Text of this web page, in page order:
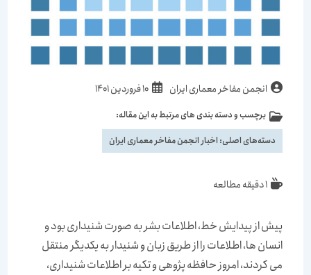
نویسندهٔ
انجمن مفاخر معماری ایران نوشته
شده
است:
10 فروردین 1401
دسته‌
نوشته:
برچسب و دسته بندی های مرتبط به این مقاله:
دسته‌های اصلی:اخبار انجمن مفاخر معماری ایران
زمان1 دقیقه مطالعه
پیش از پیدایش خط، اطلاعات بشر به صورت شنیداری بود و
انسان ها، اطلاعات را از طریق زبان و شنیدار به یکدیگر منتقل
می کردند، امروز حافظه پژوهی و تکیه بر اطلاعات شنیداری،